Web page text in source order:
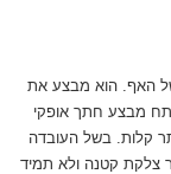
האף. הוא מבצע את
מבצע חתך אופקי
קלות. בשל העובדה
צלקת קטנה ולא תמיד